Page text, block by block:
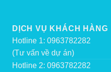
DỊCH VỤ KHÁCH HÀNG
Hotline 1: 0963782282
(Tư vấn về dự án)
Hotline 2: 0963782282